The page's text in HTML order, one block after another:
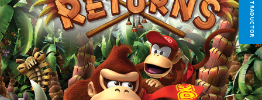
TRADUCTOR